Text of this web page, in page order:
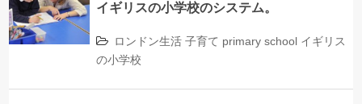
イギリスの小学校のシステム。
ロンドン生活 子育て primary school イギリス
の小学校